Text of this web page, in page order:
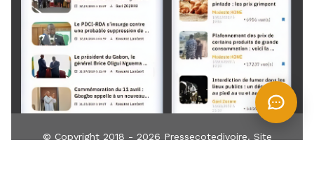
© Copyright 2018 - 2026 Pressecotedivoire. Site